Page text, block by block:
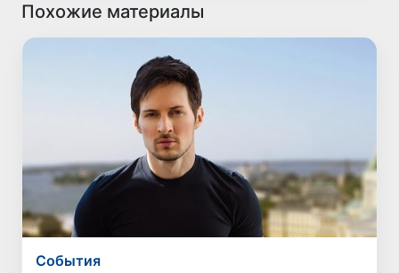
Похожие материалы
Cобытия